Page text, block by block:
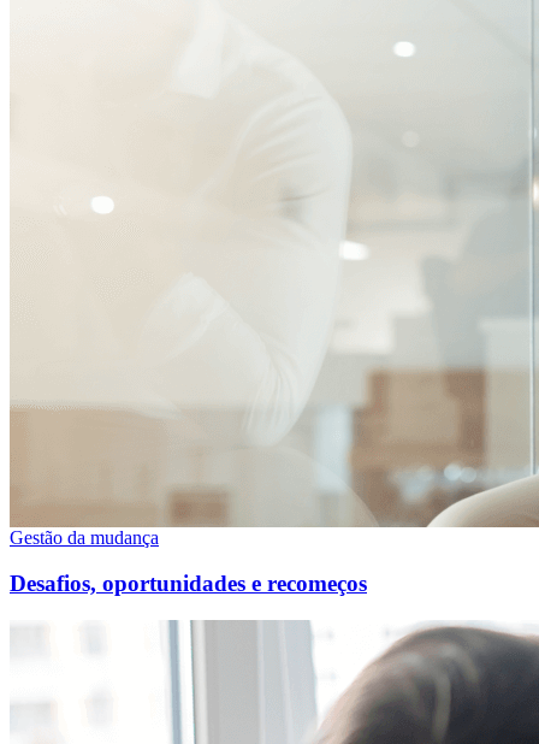
Gestão da mudança
Desafios, oportunidades e recomeços